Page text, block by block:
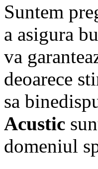
Suntem
a asigura
va
deoarece
sa
Acustic
domeniul